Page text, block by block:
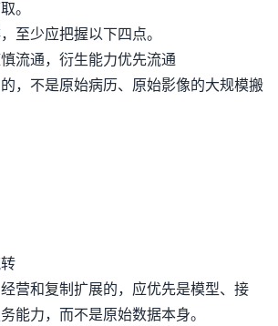
。
至少应把握以下四点。
慎流通，衍生能力优先流通
，不是原始病历、原始影像的大规模搬
营和复制扩展的，应优先是模型、接
能力，而不是原始数据本身。